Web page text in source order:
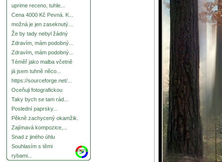
uprime receno, tuhle...
Cena 4000 Kč Pevná. K...
možná je jen zaseknutý...
Že by tady nebyl žádný
Zdravím, mám podobný...
Zdravím, mám podobný...
Téměř jako malba včetně
já jsem tuhně něco...
https://sourceforge.net/...
Oceňuji fotografickou
Taky bych se tam rád...
Poslední paprsky...
Pěkně zachycený okamžik.
Zajímavá kompozice,...
Snad z jiného úhlu
Souhlasím s těmi
rybami...
more